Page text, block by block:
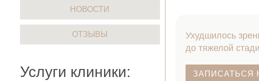
НОВОСТИ
ОТЗЫВЫ
Услуги клиники:
Ухудшилось
до тяжелой
ЗАПИСАТЬСЯ